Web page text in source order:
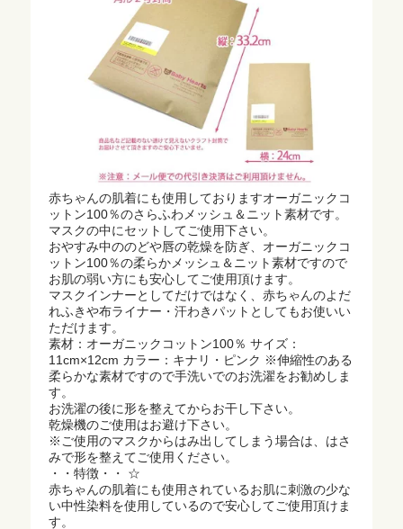
赤ちゃんの肌着にも使用しておりますオーガニックコ
ットン100％のさらふわメッシュ＆ニット素材です。
マスクの中にセットしてご使用下さい。
おやすみ中ののどや唇の乾燥を防ぎ、オーガニックコ
ットン100％の柔らかメッシュ＆ニット素材ですので
お肌の弱い方にも安心してご使用頂けます。
マスクインナーとしてだけではなく、赤ちゃんのよだ
れふきや布ライナー・汗わきパットとしてもお使いい
ただけます。
素材：オーガニックコットン100％ サイズ：
11cm×12cm カラー：キナリ・ピンク ※伸縮性のある
柔らかな素材ですので手洗いでのお洗濯をお勧めしま
す。
お洗濯の後に形を整えてからお干し下さい。
乾燥機のご使用はお避け下さい。
※ご使用のマスクからはみ出してしまう場合は、はさ
みで形を整えてご使用ください。
・・特徴・・ ☆
赤ちゃんの肌着にも使用されているお肌に刺激の少な
い中性染料を使用しているので安心してご使用頂けま
す。